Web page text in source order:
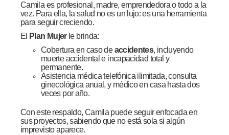
Camila es profesional, madre, emprendedora o todo a la
vez. Para ella, la salud no es un lujo: es una herramienta
para seguir creciendo.
El Plan Mujerle brinda:
Cobertura en caso deaccidentes, incluyendo
muerte accidental e incapacidad total y
permanente.
Asistencia médica telefónica ilimitada, consulta
ginecológica anual, y médico en casa hasta dos
veces por año.
Con este respaldo, Camila puede seguir enfocada en
sus proyectos, sabiendo que no está sola si algún
imprevisto aparece.